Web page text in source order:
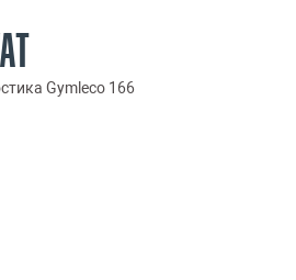
Gymleco 166